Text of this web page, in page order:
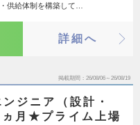
供給体制を構築して…
詳細へ
掲載期間 26/08/06～26/08/19
ジニア（設計・
月★プライム上場